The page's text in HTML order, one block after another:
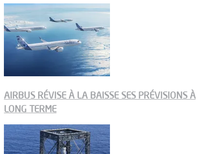
AIRBUS RÉVISE À LA BAISSE SES PRÉVISIONS À
LONG TERME